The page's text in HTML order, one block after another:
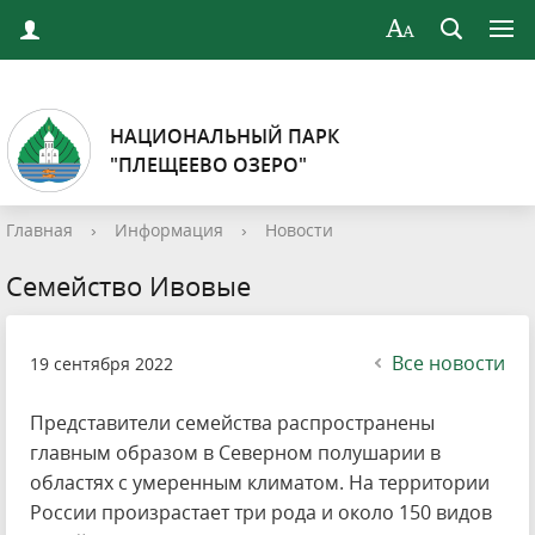
НАЦИОНАЛЬНЫЙ ПАРК
"ПЛЕЩЕЕВО ОЗЕРО"
Главная › Информация › Новости
Семейство Ивовые
19 сентября 2022 Все новости
Представители семейства распространены
главным образом в Северном полушарии в
областях с умеренным климатом. На территории
России произрастает три рода и около 150 видов